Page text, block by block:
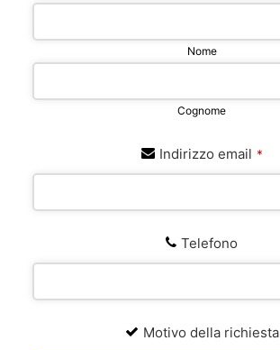
Nome
Cognome
Indirizzo email *
Telefono
Motivo della richiesta